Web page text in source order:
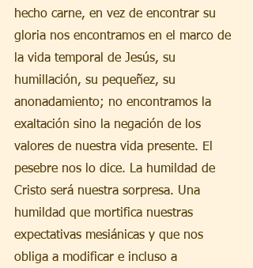
hecho carne, en vez de encontrar su
gloria nos encontramos en el marco de
la vida temporal de Jesús, su
humillación, su pequeñez, su
anonadamiento; no encontramos la
exaltación sino la negación de los
valores de nuestra vida presente. El
pesebre nos lo dice. La humildad de
Cristo será nuestra sorpresa. Una
humildad que mortifica nuestras
expectativas mesiánicas y que nos
obliga a modificar e incluso a